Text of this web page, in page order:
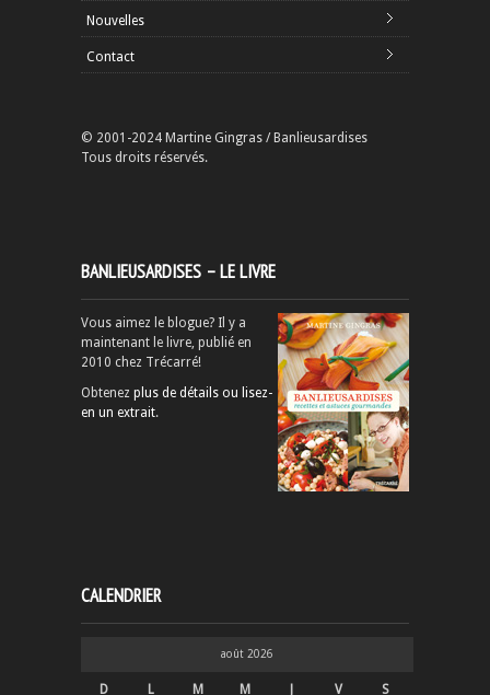
Nouvelles
Contact
© 2001-2024 Martine Gingras / Banlieusardises
Tous droits réservés.
BANLIEUSARDISES – LE LIVRE
Vous aimez le blogue? Il y a
maintenant le livre, publié en
2010 chez Trécarré!
Obtenez plus de détails ou lisez-
en un extrait.
CALENDRIER
août 2026
D L M M J V S